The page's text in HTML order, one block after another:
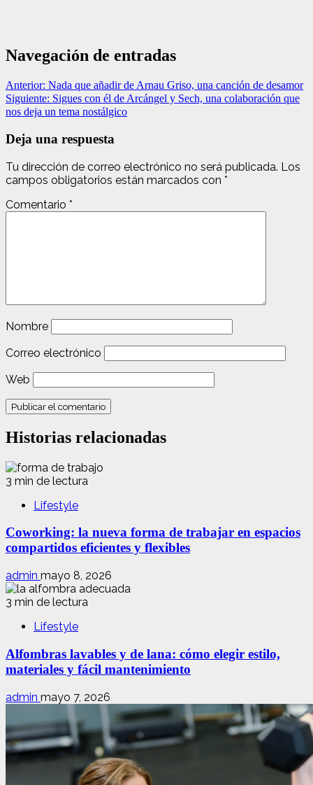
Navegación de entradas
Anterior: Nada que añadir de Arnau Griso, una canción de desamor
Siguiente: Sigues con él de Arcángel y Sech, una colaboración que
nos deja un tema nostálgico
Deja una respuesta
Tu dirección de correo electrónico no será publicada. Los
campos obligatorios están marcados con *
Comentario *
Nombre
Correo electrónico
Web
Historias relacionadas
3 min de lectura
Lifestyle
Coworking: la nueva forma de trabajar en espacios
compartidos eficientes y flexibles
admin mayo 8, 2026
3 min de lectura
Lifestyle
Alfombras lavables y de lana: cómo elegir estilo,
materiales y fácil mantenimiento
admin mayo 7, 2026